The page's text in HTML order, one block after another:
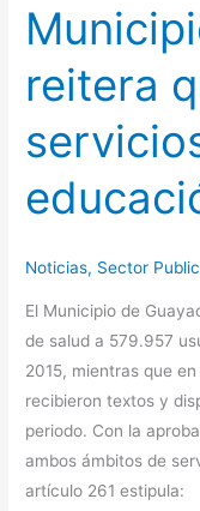
reitera
Noticias, Sector
El Municipio de
de salud a 579.957
2015, mientras que
recibieron textos y
periodo. Con la
ambos ámbitos de
artículo 261 estipula: